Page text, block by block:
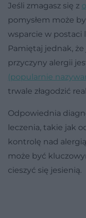
Jeśli zmagasz się z
pomysłem może
wsparcie w
Pamiętaj jednak,
przyczyny alergii
(popularnie
trwale złagodzić
Odpowiednia
leczenia, takie jak
kontrolę nad
może być
cieszyć się jesienią.